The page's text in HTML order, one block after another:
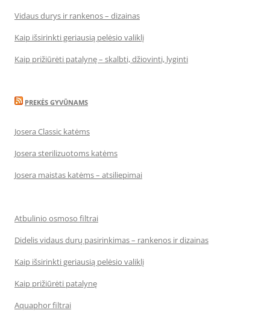
Vidaus durys ir rankenos – dizainas
Kaip išsirinkti geriausią pelėsio valiklį
Kaip prižiūrėti patalynę – skalbti, džiovinti, lyginti
PREKĖS GYVŪNAMS
Josera Classic katėms
Josera sterilizuotoms katėms
Josera maistas katėms – atsiliepimai
Atbulinio osmoso filtrai
Didelis vidaus durų pasirinkimas – rankenos ir dizainas
Kaip išsirinkti geriausią pelėsio valiklį
Kaip prižiūrėti patalynę
Aquaphor filtrai